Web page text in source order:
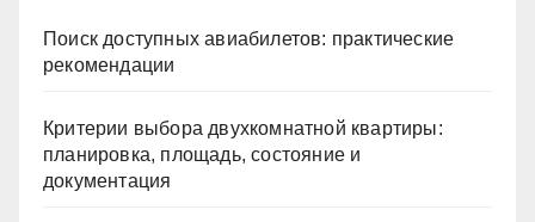
Поиск доступных авиабилетов: практические
рекомендации
Критерии выбора двухкомнатной квартиры:
планировка, площадь, состояние и
документация